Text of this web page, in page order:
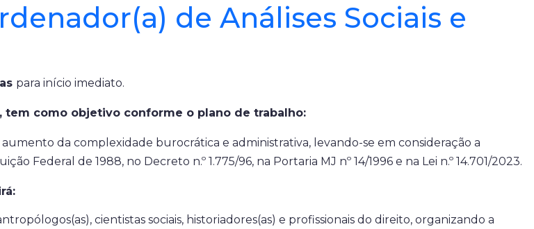
de Análises Sociais e
para início imediato.
tem como objetivo conforme o plano de trabalho:
da complexidade burocrática e administrativa, levando-se em consideração a
Federal de 1988, no Decreto n.º 1.775/96, na Portaria MJ nº 14/1996 e na Lei n.º 14.701/2023.
cientistas sociais, historiadores(as) e profissionais do direito, organizando a